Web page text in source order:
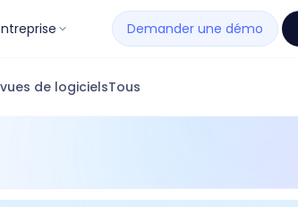
Demander une démo
de logicielsTous